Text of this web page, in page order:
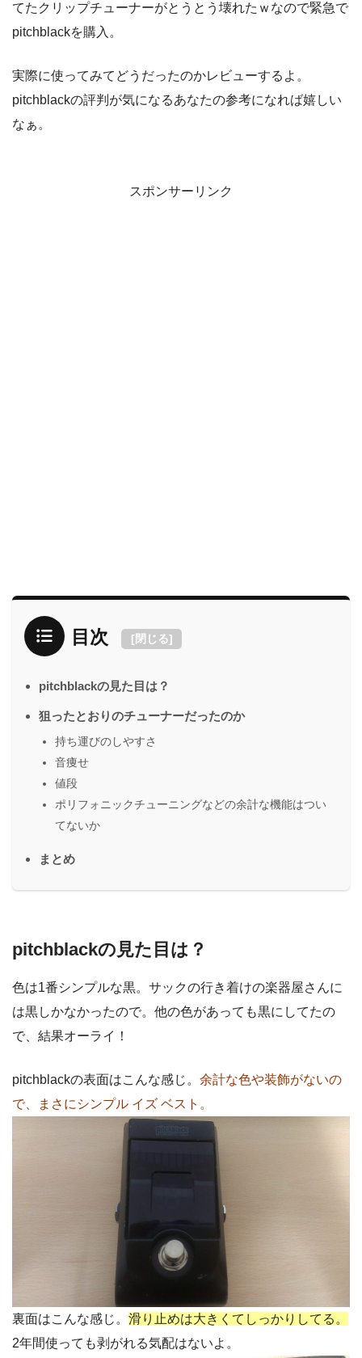
てたクリップチューナーがとうとう壊れたｗなので緊急で
pitchblackを購入。
実際に使ってみてどうだったのかレビューするよ。
pitchblackの評判が気になるあなたの参考になれば嬉しい
なぁ。
スポンサーリンク
目次 [閉じる]
pitchblackの見た目は？
狙ったとおりのチューナーだったのか
持ち運びのしやすさ
音痩せ
値段
ポリフォニックチューニングなどの余計な機能はつい
てないか
まとめ
pitchblackの見た目は？
色は1番シンプルな黒。サックの行き着けの楽器屋さんに
は黒しかなかったので。他の色があっても黒にしてたの
で、結果オーライ！
pitchblackの表面はこんな感じ。 余計な色や装飾がないの
で、まさにシンプル イズ ベスト。
裏面はこんな感じ。 滑り止めは大きくてしっかりしてる。
2年間使っても剥がれる気配はないよ。